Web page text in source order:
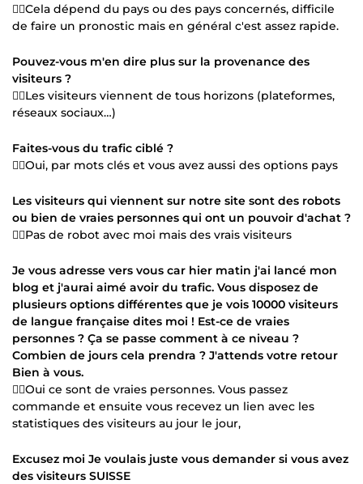
👉🏻Cela dépend du pays ou des pays concernés, difficile
de faire un pronostic mais en général c'est assez rapide.
Pouvez-vous m'en dire plus sur la provenance des
visiteurs ?
👉🏻Les visiteurs viennent de tous horizons (plateformes,
réseaux sociaux…)
Faites-vous du trafic ciblé ?
👉🏻Oui, par mots clés et vous avez aussi des options pays
Les visiteurs qui viennent sur notre site sont des robots
ou bien de vraies personnes qui ont un pouvoir d'achat ?
👉🏻Pas de robot avec moi mais des vrais visiteurs
Je vous adresse vers vous car hier matin j'ai lancé mon
blog et j'aurai aimé avoir du trafic. Vous disposez de
plusieurs options différentes que je vois 10000 visiteurs
de langue française dites moi ! Est-ce de vraies
personnes ? Ça se passe comment à ce niveau ?
Combien de jours cela prendra ? J'attends votre retour
Bien à vous.
👉🏻Oui ce sont de vraies personnes. Vous passez
commande et ensuite vous recevez un lien avec les
statistiques des visiteurs au jour le jour,
Excusez moi Je voulais juste vous demander si vous avez
des visiteurs SUISSE